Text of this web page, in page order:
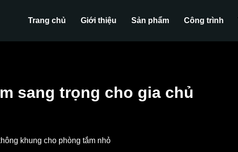
Trang chủ Giới thiệu Sản phẩm Công trình
sang trọng cho gia chủ